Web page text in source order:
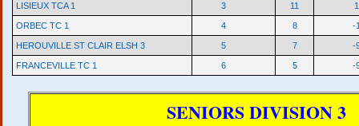
LISIEUX TCA 1 3 11 1
ORBEC TC 1 4 8 -
HEROUVILLE ST CLAIR ELSH 3 5 7 -
FRANCEVILLE TC 1 6 5 -
SENIORS DIVISION 3